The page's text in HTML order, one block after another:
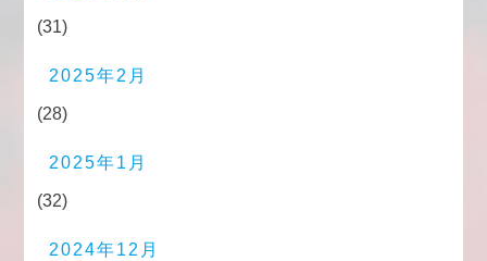
(31)
2025年2月
(28)
2025年1月
(32)
2024年12月